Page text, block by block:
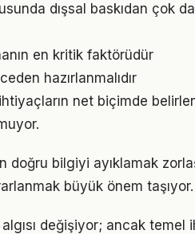
dışsal baskıdan çok
en kritik faktörüdür
hazırlanmalıdır
net biçimde
doğru bilgiyi ayıklamak
büyük önem taşıyor.
değişiyor; ancak temel